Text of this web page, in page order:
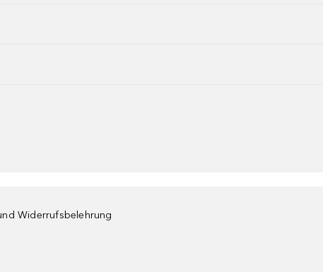
Widerrufsbelehrung